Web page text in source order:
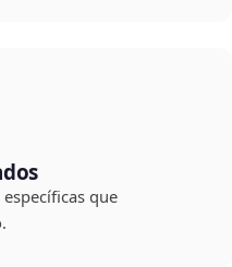
que